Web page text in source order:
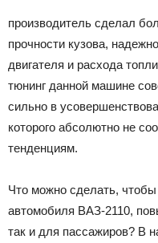
производитель сделал
прочности кузова,
двигателя и расхода
тюнинг данной машине
сильно в
которого абсолютно не
тенденциям.
Что можно сделать,
автомобиля ВАЗ-2110,
так и для пассажиров? В